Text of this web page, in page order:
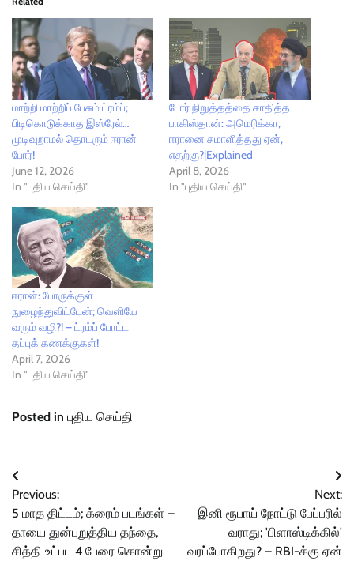
மாற்றி மாற்றிப் பேசும் ட்ரம்ப்;
பிடிகொடுக்காத இஸ்ரேல்…
முடிவுறாமல் தொடரும் ஈரான்
போர்!
June 12, 2026
In "புதிய செய்தி"
போர் நிறுத்தத்தை சாதித்த
பாகிஸ்தான்: அமெரிக்கா,
ஈரானை சமாளித்தது ஏன்,
எதற்கு?|Explained
April 8, 2026
In "புதிய செய்தி"
ஈரான்: போருக்குள்
நுழைந்துவிட்டேன்; வெளியே
வரும் வழி?! – ட்ரம்ப் போட்ட
தப்புக் கணக்குகள்!
April 7, 2026
In "புதிய செய்தி"
Posted in புதிய செய்தி
Post
navigation
Previous:
5 மாத திட்டம்; க்ரைம் படங்கள் –
தாயை துன்புறுத்திய தந்தை,
சித்தி உட்பட 4 பேரை கொன்று
Next:
இனி ரூபாய் நோட்டு பேப்பரில்
வராது; 'பிளாஸ்டிக்கில்'
வரப்போகிறது? – RBI-க்கு ஏன்